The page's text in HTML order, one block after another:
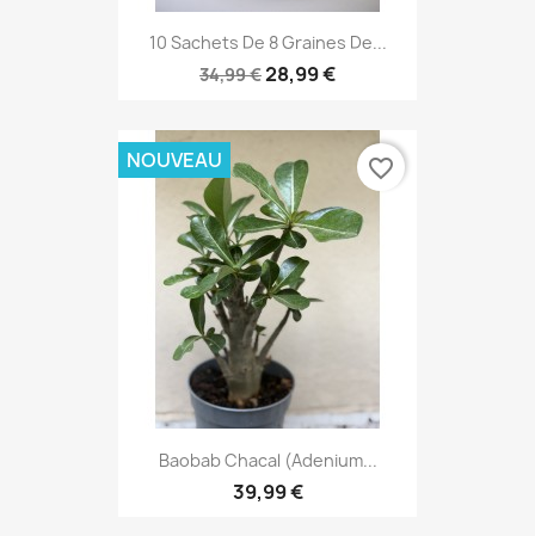
10 Sachets De 8 Graines De...
34,99 €28,99 €
Baobab Chacal (adenium...
39,99 €
NOUVEAU favorite_border